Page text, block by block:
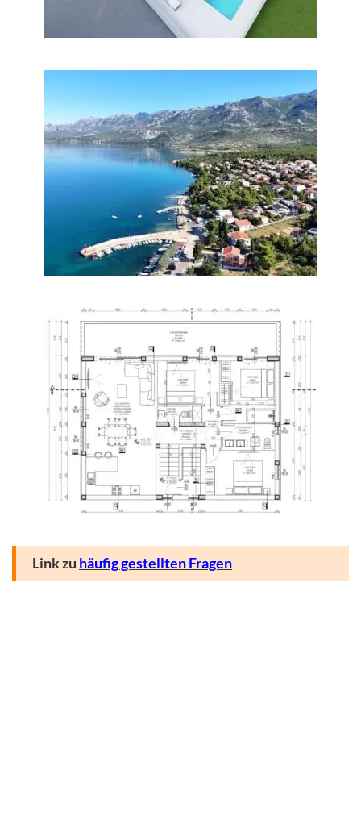
Link zu häufig gestellten Fragen